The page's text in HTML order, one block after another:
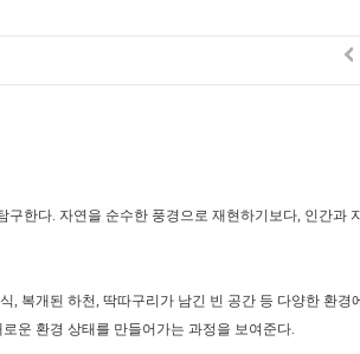
구한다. 자연을 순수한 풍경으로 재현하기보다, 인간과
, 복개된 하천, 딱따구리가 남긴 빈 공간 등 다양한 환경
운 환경 상태를 만들어가는 과정을 보여준다.